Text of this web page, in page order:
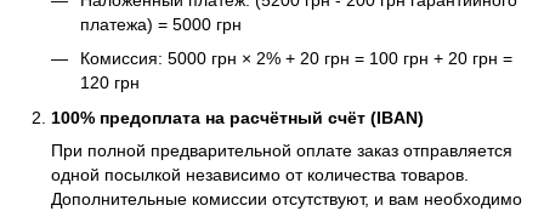
платежа) = 5000 грн
Комиссия: 5000 грн × 2% + 20 грн = 100 грн + 20 грн =
120 грн
100% предоплата на расчётный счёт (IBAN)
При полной предварительной оплате заказ отправляется
одной посылкой независимо от количества товаров.
Дополнительные комиссии отсутствуют, и вам необходимо